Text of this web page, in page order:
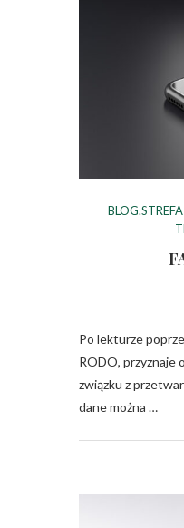
BLOG.STREFA
Po lekturze
RODO, przyznaje
związku z
dane można …